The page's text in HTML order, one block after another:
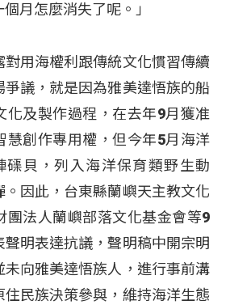
月怎麼消失了呢。」
用海權利跟傳統文化慣習傳續
爭議，就是因為雅美達悟族的船
化及製作過程，在去年9月獲准
慧創作專用權，但今年5月海洋
磲貝，列入海洋保育類野生動
因此，台東縣蘭嶼天主教文化
團法人蘭嶼部落文化基金會等9
明表達抗議，聲明稿中開宗明
未向雅美達悟族人，進行事前溝
住民族決策參與，維持海洋生態